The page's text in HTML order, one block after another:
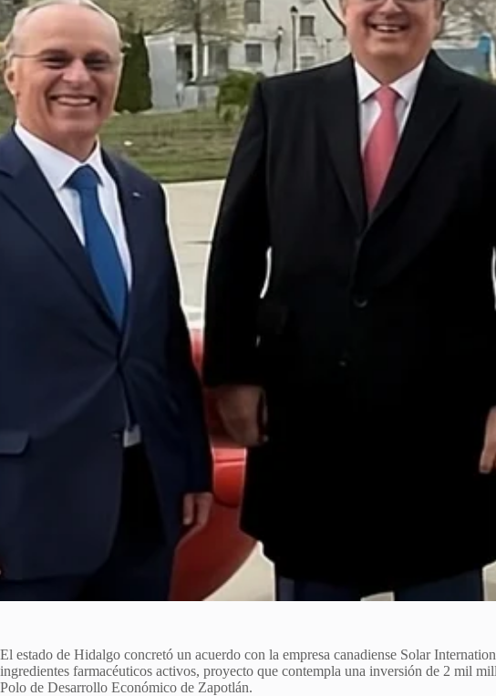
El estado de Hidalgo concretó un acuerdo con la empresa canadiense Solar
ingredientes farmacéuticos activos, proyecto que contempla una inversión de 2 mil
Polo de Desarrollo Económico de Zapotlán.